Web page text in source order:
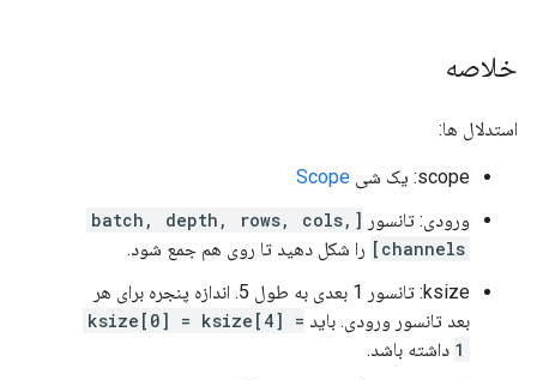
خلاصه
استدلال ها:
scope: یک شی
Scope
ورودی: تانسور
[batch, depth, rows, cols,
channels]
را شکل دهید تا روی هم جمع شود.
ksize: تانسور 1 بعدی به طول 5. اندازه پنجره برای هر
بعد تانسور ورودی. باید ksize[0] = ksize[4] =
1 داشته باشد.